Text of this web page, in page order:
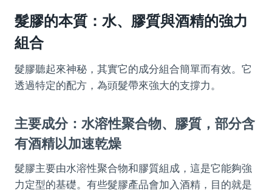
髮膠的本質：水、膠質與酒精的強力
組合
髮膠聽起來神秘，其實它的成分組合簡單而有效。它
透過特定的配方，為頭髮帶來強大的支撐力。
主要成分：水溶性聚合物、膠質，部分含
有酒精以加速乾燥
髮膠主要由水溶性聚合物和膠質組成，這是它能夠強
力定型的基礎。有些髮膠產品會加入酒精，目的就是